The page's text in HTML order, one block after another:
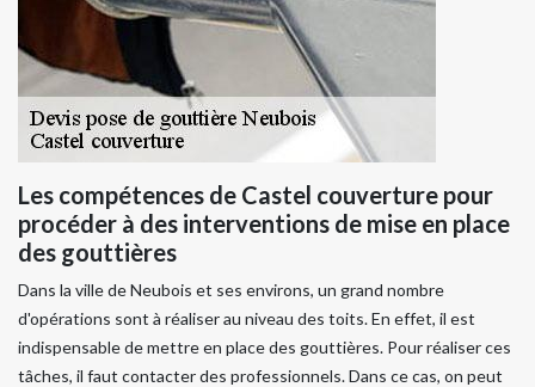
Les compétences de Castel couverture pour
procéder à des interventions de mise en place
des gouttières
Dans la ville de Neubois et ses environs, un grand nombre
d'opérations sont à réaliser au niveau des toits. En effet, il est
indispensable de mettre en place des gouttières. Pour réaliser ces
tâches, il faut contacter des professionnels. Dans ce cas, on peut